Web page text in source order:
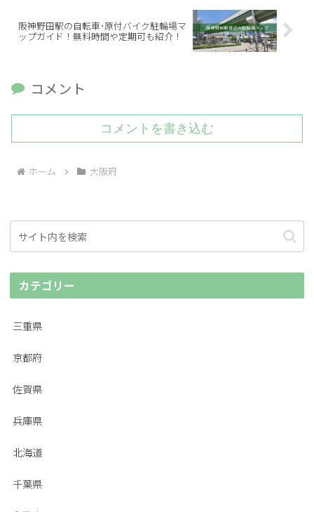
阪神野田駅の自転車･原付バイク駐輪場マ
ップガイド！無料時間や定期可も紹介！
コメント
コメントを書き込む
ホーム 大阪府
カテゴリー
三重県
京都府
佐賀県
兵庫県
北海道
千葉県